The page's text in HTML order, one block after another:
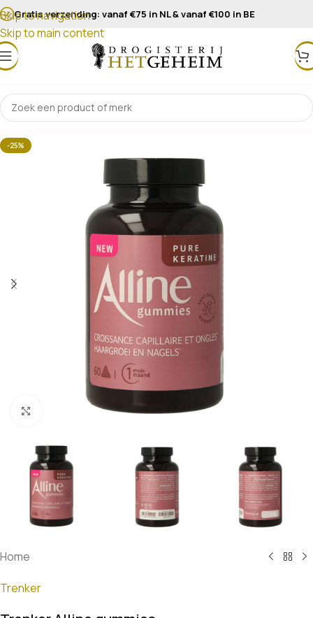
Skip to navigation
Skip to main content
Gratis verzending: vanaf €75 in NL & vanaf €100 in BE
-25%
Klik om te vergroten
Home
Trenker